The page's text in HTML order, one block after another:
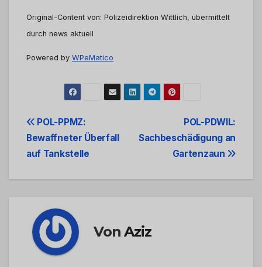
Original-Content von: Polizeidirektion Wittlich, übermittelt
durch news aktuell
Powered by WPeMatico
Beitrags-
Navigation
POL-PDWIL:
Sachbeschädigung an
Gartenzaun
POL-PPMZ:
Bewaffneter Überfall
auf Tankstelle
VonAziz